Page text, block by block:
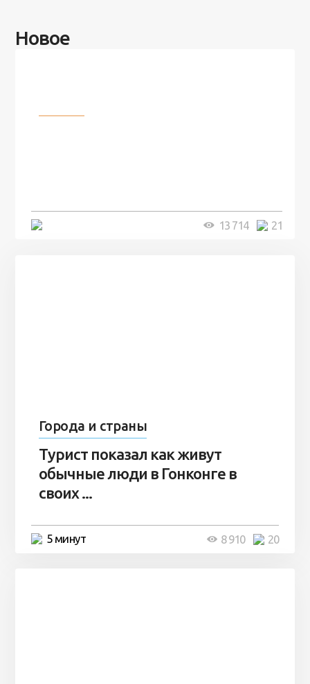
Новое
21
13 714
Города и страны
Турист показал как живут
обычные люди в Гонконге в
своих ...
5 минут 20
8 910